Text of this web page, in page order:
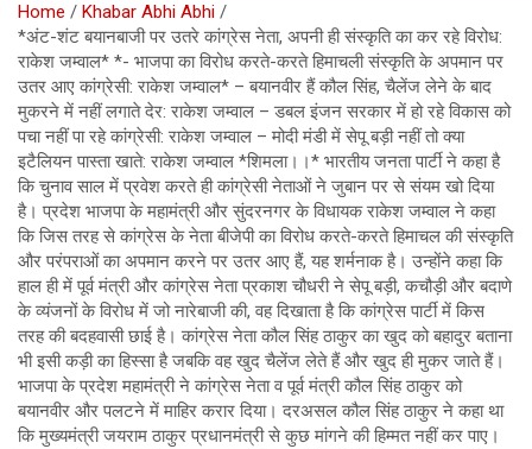
Home
Khabar Abhi Abhi
*अंट-शंट बयानबाजी पर उतरे कांग्रेस नेता, अपनी ही संस्कृति का कर रहे विरोध:
राकेश जम्वाल* *- भाजपा का विरोध करते-करते हिमाचली संस्कृति के अपमान पर
उतर आए कांग्रेसी: राकेश जम्वाल* – बयानवीर हैं कौल सिंह, चैलेंज लेने के बाद
मुकरने में नहीं लगाते देर: राकेश जम्वाल – डबल इंजन सरकार में हो रहे विकास को
पचा नहीं पा रहे कांग्रेसी: राकेश जम्वाल – मोदी मंडी में सेपू बड़ी नहीं तो क्या
इटैलियन पास्ता खाते: राकेश जम्वाल *शिमला।।* भारतीय जनता पार्टी ने कहा है
कि चुनाव साल में प्रवेश करते ही कांग्रेसी नेताओं ने जुबान पर से संयम खो दिया
है। प्रदेश भाजपा के महामंत्री और सुंदरनगर के विधायक राकेश जम्वाल ने कहा
कि जिस तरह से कांग्रेस के नेता बीजेपी का विरोध करते-करते हिमाचल की संस्कृति
और परंपराओं का अपमान करने पर उतर आए हैं, यह शर्मनाक है। उन्होंने कहा कि
हाल ही में पूर्व मंत्री और कांग्रेस नेता प्रकाश चौधरी ने सेपू बड़ी, कचौड़ी और बदाणे
के व्यंजनों के विरोध में जो नारेबाजी की, वह दिखाता है कि कांग्रेस पार्टी में किस
तरह की बदहवासी छाई है। कांग्रेस नेता कौल सिंह ठाकुर का खुद को बहादुर बताना
भी इसी कड़ी का हिस्सा है जबकि वह खुद चैलेंज लेते हैं और खुद ही मुकर जाते हैं।
भाजपा के प्रदेश महामंत्री ने कांग्रेस नेता व पूर्व मंत्री कौल सिंह ठाकुर को
बयानवीर और पलटने में माहिर करार दिया। दरअसल कौल सिंह ठाकुर ने कहा था
कि मुख्यमंत्री जयराम ठाकुर प्रधानमंत्री से कुछ मांगने की हिम्मत नहीं कर पाए।